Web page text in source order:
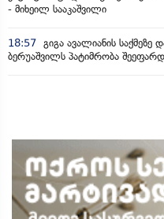
- მიხეილ სააკაშვილი
18:57 გიგა ავალიანის საქმეზე
ბერუაშვილს პატიმრობა